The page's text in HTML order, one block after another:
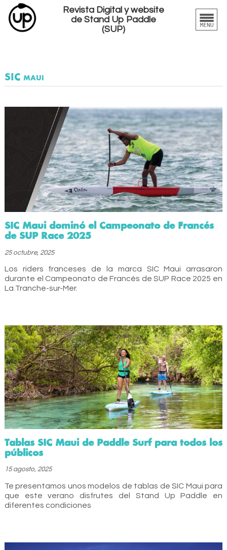
Revista Digital y website
de Stand Up Paddle
(SUP)
SIC maui
SIC Maui dominó el Campeonato de Francés
de SUP Race 2025
25 octubre, 2025
Los riders franceses de la marca SIC Maui arrasaron
durante el Campeonato de Francés de SUP Race 2025 en
La Tranche-sur-Mer.
Tablas SIC Maui de Paddle Surf para todos los
públicos
15 agosto, 2025
Te presentamos unos modelos de tablas de SIC Maui para
que este verano disfrutes del Stand Up Paddle en
diferentes condiciones